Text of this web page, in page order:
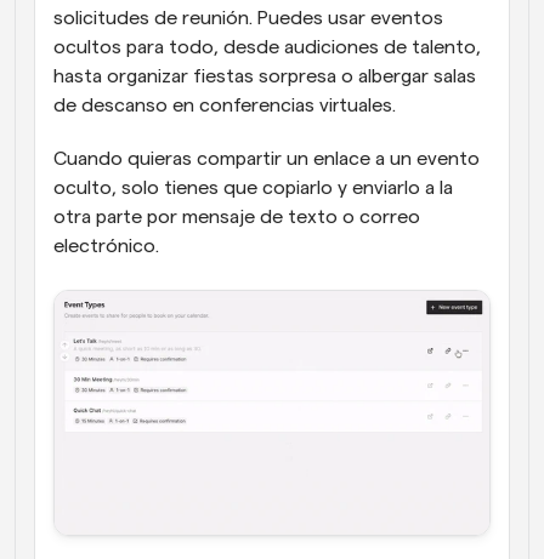
solicitudes de reunión. Puedes usar eventos
ocultos para todo, desde audiciones de talento,
hasta organizar fiestas sorpresa o albergar salas
de descanso en conferencias virtuales.
Cuando quieras compartir un enlace a un evento
oculto, solo tienes que copiarlo y enviarlo a la
otra parte por mensaje de texto o correo
electrónico.